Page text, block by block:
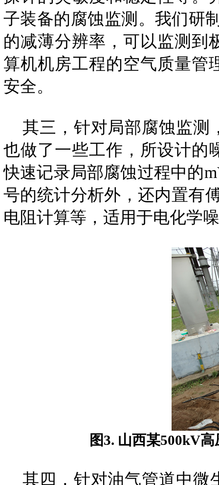
子装备的腐蚀监测。我们研
的减薄分辨率，可以监测到
算机机房工程的空气质量管
安全。
其三，针对局部腐蚀监测
也做了一些工作，所设计的
快速记录局部腐蚀过程中的
号的统计分析外，还内置有
电阻计算等，适用于电化学
图3. 山西某500kV高
其四，针对油气管道中微